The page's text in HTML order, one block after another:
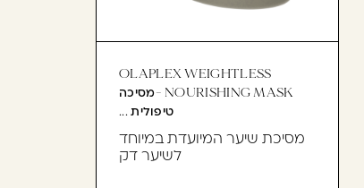
OLAPLEX WEIGHTLESS
NOURISHING MASK -מסיכה
טיפולית ...
מסיכת שיער המיועדת במיוחד
לשיער דק